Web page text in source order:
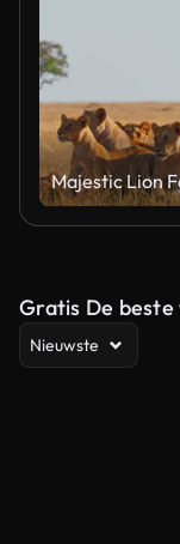
Gratis De beste
Nieuwste